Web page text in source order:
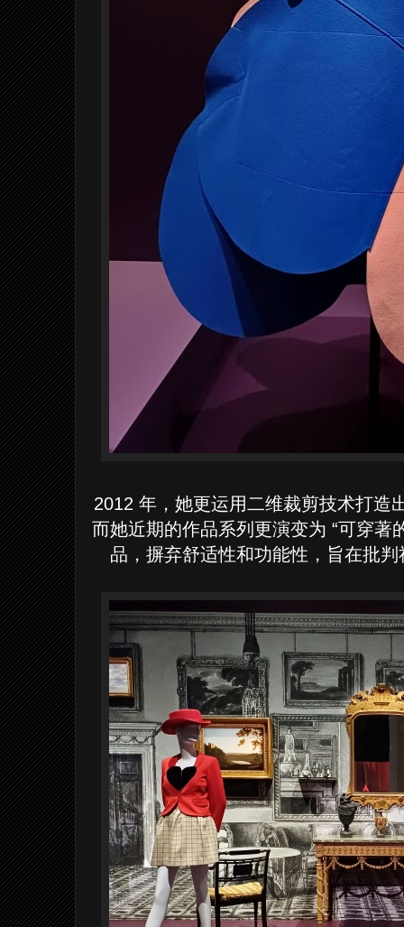
2012 年，她更运用二维裁剪技术打造
而她近期的作品系列更演变为 “可穿著
品，摒弃舒适性和功能性，旨在批